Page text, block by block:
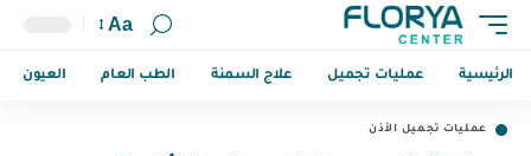
Aa
الرئيسية عمليات تجميل علاج السمنة الطب العام العيون
عمليات تجميل الأذن